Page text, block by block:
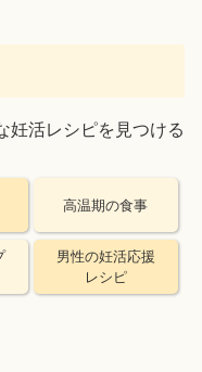
妊活レシピを見つける
高温期の食事
男性の妊活応援
レシピ